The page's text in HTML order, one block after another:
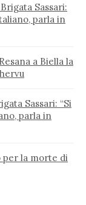
Sassari:
parla in
a Biella la
Sassari: “Si
parla in
per la morte di